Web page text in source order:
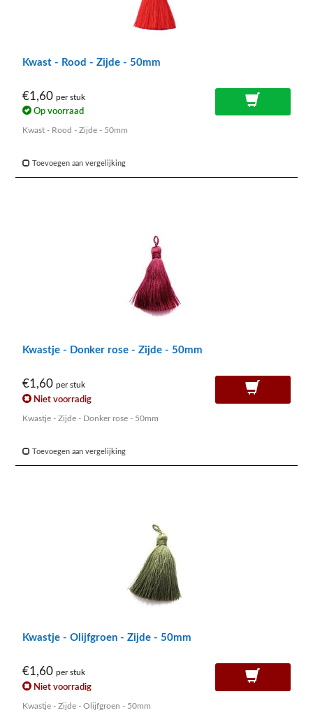
Kwast - Rood - Zijde - 50mm
€1,60 per stuk
Op voorraad
Kwast - Rood - Zijde - 50mm
Toevoegen aan vergelijking
Kwastje - Donker rose - Zijde - 50mm
€1,60 per stuk
Niet voorradig
Kwastje - Zijde - Donker rose - 50mm
Toevoegen aan vergelijking
Kwastje - Olijfgroen - Zijde - 50mm
€1,60 per stuk
Niet voorradig
Kwastje - Zijde - Olijfgroen - 50mm